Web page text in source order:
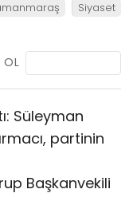
Siyaset
OL
Süleyman
partinin
Başkanvekili